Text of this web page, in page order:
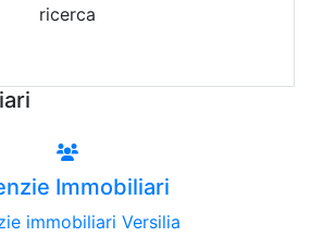
ricerca
Immobiliari
immobiliari Versilia